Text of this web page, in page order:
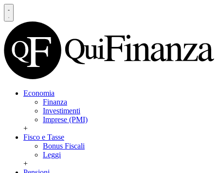
Economia
Finanza
Investimenti
Imprese (PMI)
+
Fisco e Tasse
Bonus Fiscali
Leggi
+